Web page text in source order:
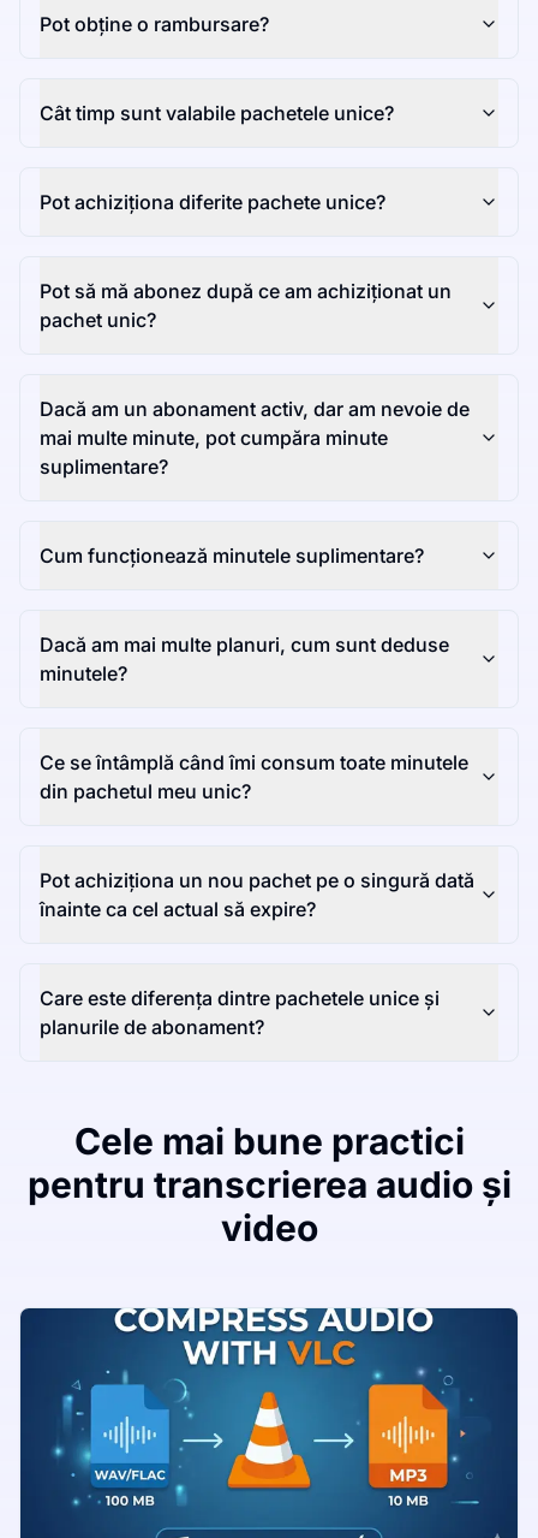
Pot obține o rambursare?
Cât timp sunt valabile pachetele unice?
Pot achiziționa diferite pachete unice?
Pot să mă abonez după ce am achiziționat un
pachet unic?
Dacă am un abonament activ, dar am nevoie de
mai multe minute, pot cumpăra minute
suplimentare?
Cum funcționează minutele suplimentare?
Dacă am mai multe planuri, cum sunt deduse
minutele?
Ce se întâmplă când îmi consum toate minutele
din pachetul meu unic?
Pot achiziționa un nou pachet pe o singură dată
înainte ca cel actual să expire?
Care este diferența dintre pachetele unice și
planurile de abonament?
Cele mai bune practici
pentru transcrierea audio și
video